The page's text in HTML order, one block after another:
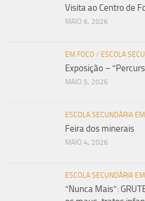
Visita ao Centro de
MAIO 6, 2026
EM FOCO / ESCOLA
Exposição –
MAIO 5, 2026
ESCOLA SECUNDÁRIA
Feira dos minerais
MAIO 4, 2026
ESCOLA SECUNDÁRIA
“Nunca Mais”: